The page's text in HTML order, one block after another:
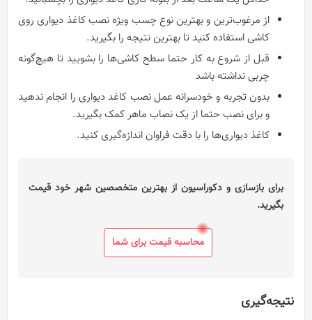
از مرغوب‌ترین و بهترین نوع چسب ویژه نصب کاغذ دیواری روی
کاشی استفاده کنید تا بهترین نتیجه را بگیرید.
قبل از شروع به کار حتما سطح کاشی‌ها را بشویید تا هیچ‌گونه
چربی نداشته باشد
بدون تجربه و خودسرانه عمل نصب کاغد دیواری را انجام ندهید
و برای نصب حتما از یک نصاب ماهر کمک بگیرید.
کاغذ دیواری‌ها را با دقت فراوان اندازه‌گیری کنید.
برای بازسازی و دکوراسیون از بهترین متخصصین شهر خود قیمت
بگیرید.
محاسبه قیمت برای شما
نتیجه‌گیری